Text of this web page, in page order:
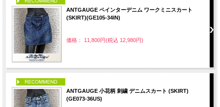
ANTGAUGE ペインターデニム ワークミニスカート
(SKIRT)(GE105-34IN)
価格： 11,800円(税込 12,980円)
ANTGAUGE 小花柄 刺繍 デニムスカート (SKIRT)
(GE073-36US)